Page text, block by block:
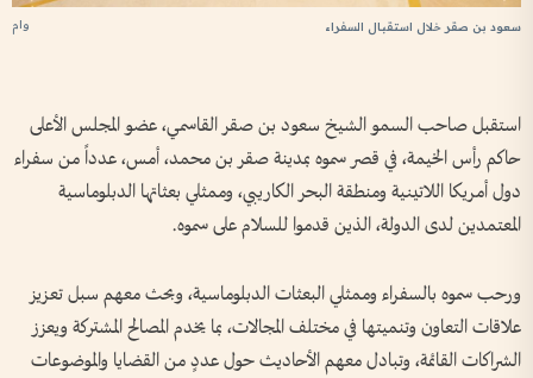
وام سعود بن صقر خلال استقبال السفراء
استقبل صاحب السمو الشيخ سعود بن صقر القاسمي، عضو المجلس الأعلى
حاكم رأس الخيمة، في قصر سموه بمدينة صقر بن محمد، أمس، عدداً من سفراء
دول أمريكا اللاتينية ومنطقة البحر الكاريبي، وممثلي بعثاتها الدبلوماسية
المعتمدين لدى الدولة، الذين قدموا للسلام على سموه.
ورحب سموه بالسفراء وممثلي البعثات الدبلوماسية، وبحث معهم سبل تعزيز
علاقات التعاون وتنميتها في مختلف المجالات، بما يخدم المصالح المشتركة ويعزز
الشراكات القائمة، وتبادل معهم الأحاديث حول عددٍ من القضايا والموضوعات